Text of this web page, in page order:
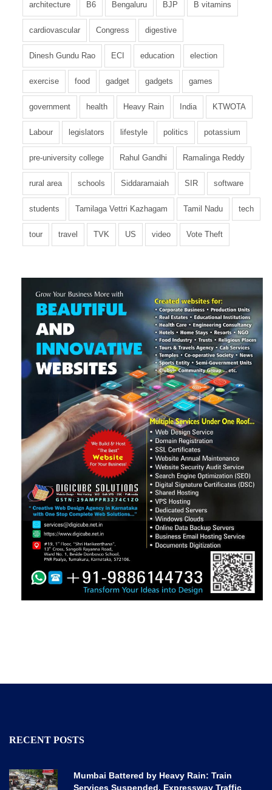
architecture B6 Bengaluru BJP B vitamins
cardiovascular Congress digestive
Dinesh Gundu Rao ECI education election
exercise food gadget gadgets games
government health Heavy Rain India KTWOTA
Labour legislators lifestyle politics potassium
pre-university college Rahul Gandhi Ramalinga Reddy
rural area schools Siddaramaiah SIR software
students Tamilaga Vettri Kazhagam Tamil Nadu tech
tour travel TVK US video Vote Theft
RECENT POSTS
Mumbai Battered by Heavy Rain: Train
Services Suspended, Expressway Traffic